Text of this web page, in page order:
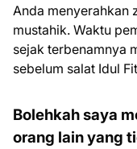
Anda menyerahkan
mustahik. Waktu
sejak terbenamnya
sebelum salat Idul
Bolehkah saya
orang lain yang